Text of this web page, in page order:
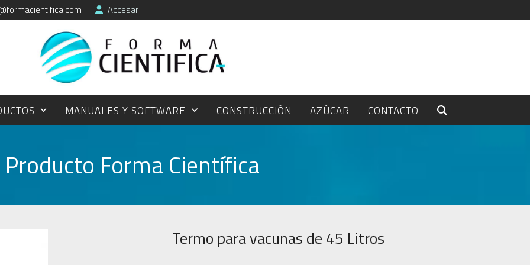
Accesar
MANUALES Y SOFTWARE CONSTRUCCIÓN AZÚCAR CONTACTO
Producto Forma Científica
Termo para vacunas de 45 Litros